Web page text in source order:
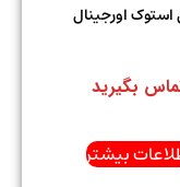
اورجینال
بیشتر